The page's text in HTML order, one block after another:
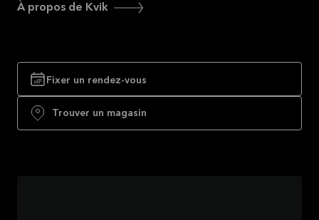
À propos de Kvik
Fixer un rendez-vous
Trouver un magasin